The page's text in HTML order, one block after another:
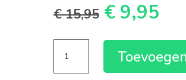
€15,95 prijs
was:
€ 15,95.
€9,95
is:
€
the